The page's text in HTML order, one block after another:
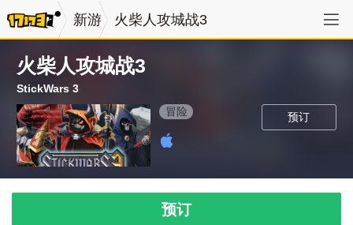
新游 火柴人攻城战3
火柴人攻城战3
StickWars 3
预订
冒险
预订